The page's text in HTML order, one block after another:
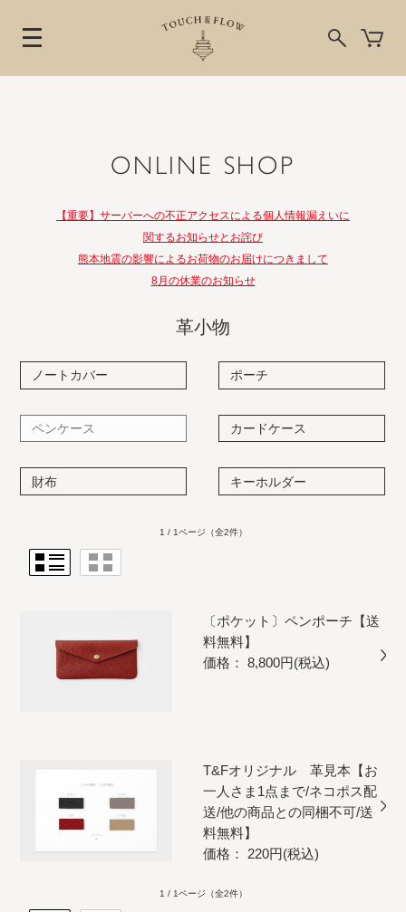
ONLINE SHOP
【重要】サーバーへの不正アクセスによる個人情報漏えいに
関するお知らせとお詫び
熊本地震の影響によるお荷物のお届けにつきまして
8月の休業のお知らせ
革小物
ノートカバー ポーチ
ペンケース カードケース
財布 キーホルダー
1 / 1ページ （全2件）
〔ポケット〕ペンポーチ【送
料無料】
価格： 8,800円(税込)
T&Fオリジナル 革見本【お
一人さま1点まで/ネコポス配
送/他の商品との同梱不可/送
料無料】
価格： 220円(税込)
1 / 1ページ （全2件）